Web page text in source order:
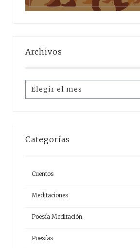
Archivos
Archivos
Categorías
Cuentos
Meditaciones
Poesía Meditación
Poesías